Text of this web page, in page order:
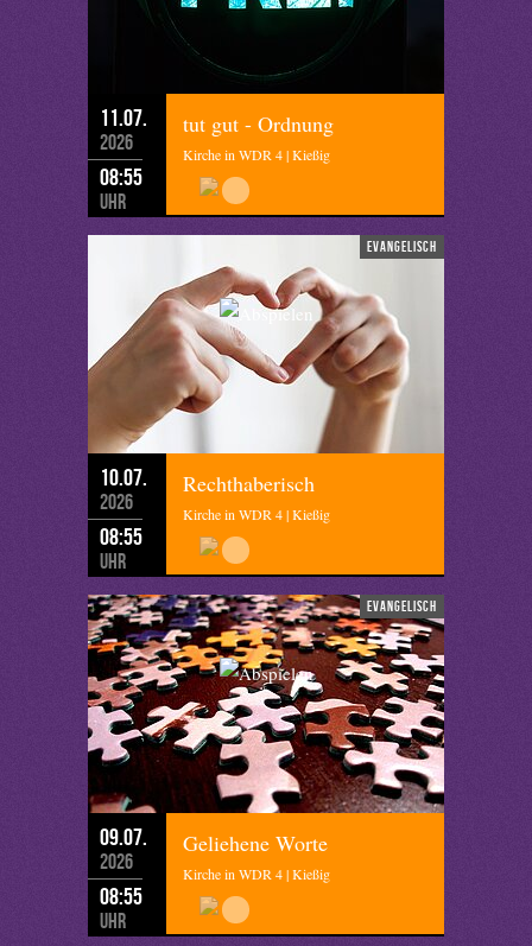
11.07.
2026
08:55
Uhr
tut gut - Ordnung
Kirche in WDR 4 | Kießig
evangelisch
10.07.
2026
08:55
Uhr
Rechthaberisch
Kirche in WDR 4 | Kießig
evangelisch
09.07.
2026
08:55
Uhr
Geliehene Worte
Kirche in WDR 4 | Kießig